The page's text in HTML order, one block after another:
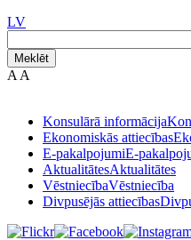
LV
Meklēt
A A
Konsulārā informācija
Ekonomiskās attiecības
E-pakalpojumiE-
AktualitātesAktualitātes
VēstniecībaVēstniecība
Divpusējās attiecības